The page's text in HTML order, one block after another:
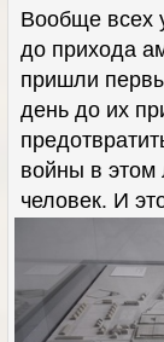
Вообще всех
до прихода
пришли
день до их
войны в этом
человек. И